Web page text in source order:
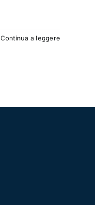
Continua a leggere